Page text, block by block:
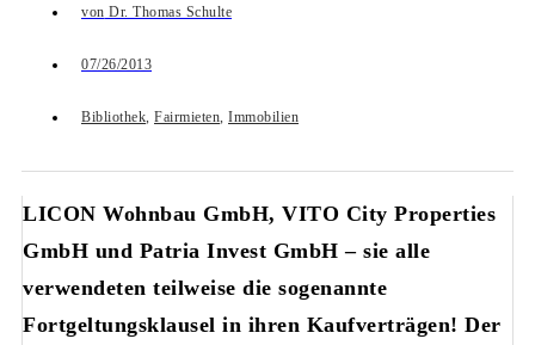
von Dr. Thomas Schulte
07/26/2013
Bibliothek, Fairmieten, Immobilien
LICON Wohnbau GmbH, VITO City Properties
GmbH und Patria Invest GmbH – sie alle
verwendeten teilweise die sogenannte
Fortgeltungsklausel in ihren Kaufverträgen! Der